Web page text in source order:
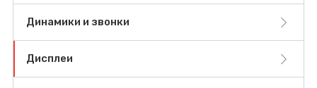
Динамики и звонки
Дисплеи